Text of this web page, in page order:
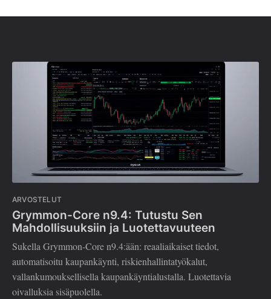
ARVOSTELUT
Grymmon-Core n9.4: Tutustu Sen
Mahdollisuuksiin ja Luotettavuuteen
Sukella Grymmon-Core n9.4:ään: reaaliaikaiset tiedot,
automatisoitu kaupankäynti, riskienhallintatyökalut,
vallankumouksellisella kaupankäyntialustalla. Luotettavia
oivalluksia sisäpuolella.